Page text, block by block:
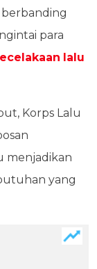
para
lalu
Korps Lalu
menjadikan
yang